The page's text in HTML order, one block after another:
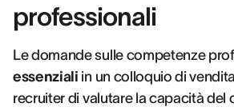
professionali
Le domande sulle competenze
essenziali in un colloquio di
recruiter di valutare la capacità del